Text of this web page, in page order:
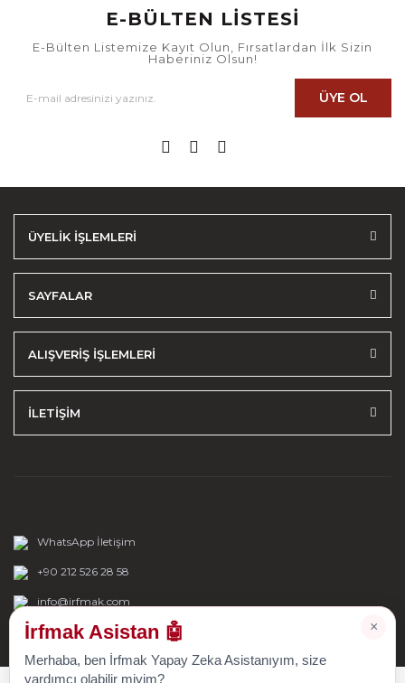
E-BÜLTEN LİSTESİ
E-Bülten Listemize Kayıt Olun, Fırsatlardan İlk Sizin
Haberiniz Olsun!
ÜYE OL
ÜYELİK İŞLEMLERİ
SAYFALAR
ALIŞVERİŞ İŞLEMLERİ
İLETİŞİM
WhatsApp İletişim
+90 212 526 28 58
info@irfmak.com
×
İrfmak Asistan 🤖
Merhaba, ben İrfmak Yapay Zeka Asistanıyım, size
yardımcı olabilir miyim?